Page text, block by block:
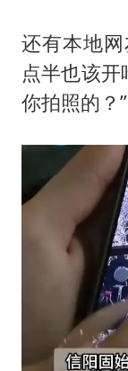
还有本地
点半也该
你拍照的？”